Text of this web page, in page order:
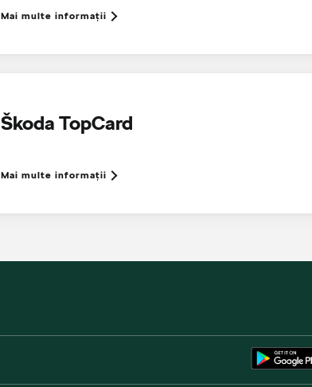
Mai multe informaţii
Škoda TopCard
Mai multe informaţii